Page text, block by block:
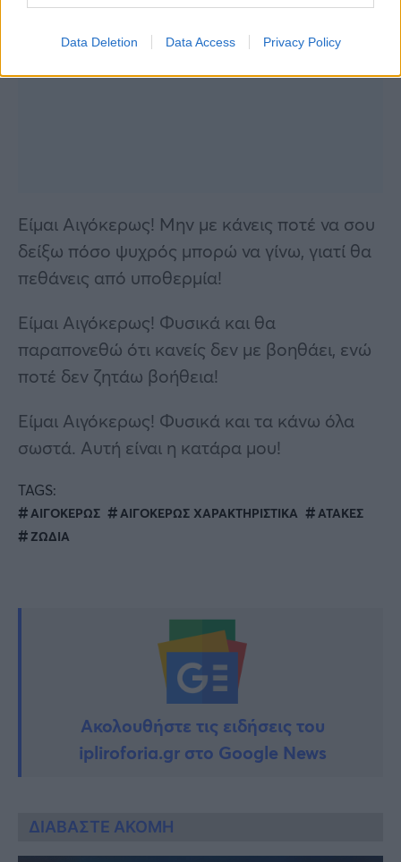
Data Deletion Data Access Privacy Policy
Είμαι Αιγόκερως! Μην με κάνεις ποτέ να σου
δείξω πόσο ψυχρός μπορώ να γίνω, γιατί θα
πεθάνεις από υποθερμία!
Είμαι Αιγόκερως! Φυσικά και θα
παραπονεθώ ότι κανείς δεν με βοηθάει, ενώ
ποτέ δεν ζητάω βοήθεια!
Είμαι Αιγόκερως! Φυσικά και τα κάνω όλα
σωστά. Αυτή είναι η κατάρα μου!
TAGS:
ΑΙΓΟΚΕΡΩΣ ΑΙΓΟΚΕΡΩΣ ΧΑΡΑΚΤΗΡΙΣΤΙΚΑ
ΑΤΑΚΕΣ
ΖΩΔΙΑ
Ακολουθήστε τις ειδήσεις του
ipliroforia.gr στο Google News
ΔΙΑΒΑΣΤΕ ΑΚΟΜΗ